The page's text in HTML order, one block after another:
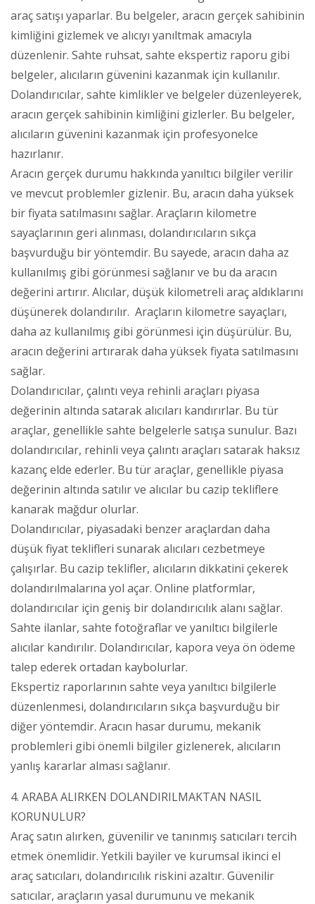
araç satışı yaparlar. Bu belgeler, aracın gerçek sahibinin
kimliğini gizlemek ve alıcıyı yanıltmak amacıyla
düzenlenir. Sahte ruhsat, sahte ekspertiz raporu gibi
belgeler, alıcıların güvenini kazanmak için kullanılır.
Dolandırıcılar, sahte kimlikler ve belgeler düzenleyerek,
aracın gerçek sahibinin kimliğini gizlerler. Bu belgeler,
alıcıların güvenini kazanmak için profesyonelce
hazırlanır.
Aracın gerçek durumu hakkında yanıltıcı bilgiler verilir
ve mevcut problemler gizlenir. Bu, aracın daha yüksek
bir fiyata satılmasını sağlar. Araçların kilometre
sayaçlarının geri alınması, dolandırıcıların sıkça
başvurduğu bir yöntemdir. Bu sayede, aracın daha az
kullanılmış gibi görünmesi sağlanır ve bu da aracın
değerini artırır. Alıcılar, düşük kilometreli araç aldıklarını
düşünerek dolandırılır. Araçların kilometre sayaçları,
daha az kullanılmış gibi görünmesi için düşürülür. Bu,
aracın değerini artırarak daha yüksek fiyata satılmasını
sağlar.
Dolandırıcılar, çalıntı veya rehinli araçları piyasa
değerinin altında satarak alıcıları kandırırlar. Bu tür
araçlar, genellikle sahte belgelerle satışa sunulur. Bazı
dolandırıcılar, rehinli veya çalıntı araçları satarak haksız
kazanç elde ederler. Bu tür araçlar, genellikle piyasa
değerinin altında satılır ve alıcılar bu cazip tekliflere
kanarak mağdur olurlar.
Dolandırıcılar, piyasadaki benzer araçlardan daha
düşük fiyat teklifleri sunarak alıcıları cezbetmeye
çalışırlar. Bu cazip teklifler, alıcıların dikkatini çekerek
dolandırılmalarına yol açar. Online platformlar,
dolandırıcılar için geniş bir dolandırıcılık alanı sağlar.
Sahte ilanlar, sahte fotoğraflar ve yanıltıcı bilgilerle
alıcılar kandırılır. Dolandırıcılar, kapora veya ön ödeme
talep ederek ortadan kaybolurlar.
Ekspertiz raporlarının sahte veya yanıltıcı bilgilerle
düzenlenmesi, dolandırıcıların sıkça başvurduğu bir
diğer yöntemdir. Aracın hasar durumu, mekanik
problemleri gibi önemli bilgiler gizlenerek, alıcıların
yanlış kararlar alması sağlanır.
4. ARABA ALIRKEN DOLANDIRILMAKTAN NASIL
KORUNULUR?
Araç satın alırken, güvenilir ve tanınmış satıcıları tercih
etmek önemlidir. Yetkili bayiler ve kurumsal ikinci el
araç satıcıları, dolandırıcılık riskini azaltır. Güvenilir
satıcılar, araçların yasal durumunu ve mekanik